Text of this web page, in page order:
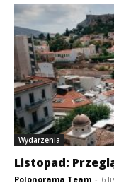
Wydarzenia
Listopad:
Polonorama Team - 6